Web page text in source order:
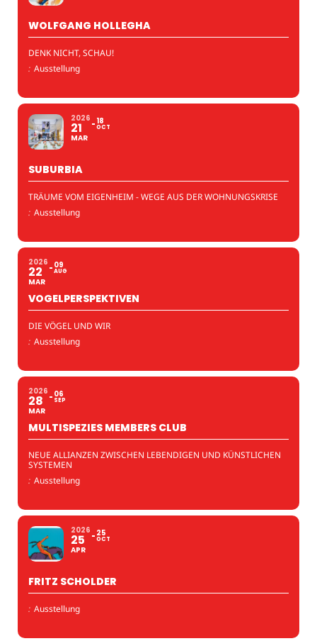
WOLFGANG HOLLEGHA
DENK NICHT, SCHAU!
: Ausstellung
2026
21
MAR
18
OCT
SUBURBIA
TRÄUME VOM EIGENHEIM - WEGE AUS DER WOHNUNGSKRISE
: Ausstellung
2026
22
MAR
09
AUG
VOGELPERSPEKTIVEN
DIE VÖGEL UND WIR
: Ausstellung
2026
28
MAR
06
SEP
MULTISPEZIES MEMBERS CLUB
NEUE ALLIANZEN ZWISCHEN LEBENDIGEN UND KÜNSTLICHEN
SYSTEMEN
: Ausstellung
2026
25
APR
25
OCT
FRITZ SCHOLDER
: Ausstellung